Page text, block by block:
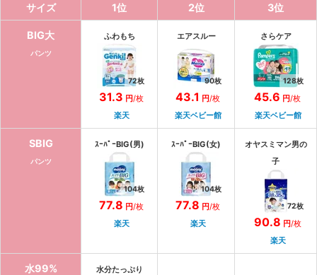
サイズ 1位 2位 3位
BIG大
パンツ
ふわもち
72枚
31.3 円/枚
楽天
エアスルー
90枚
43.1 円/枚
楽天ベビー館
さらケア
128枚
45.6 円/枚
楽天ベビー館
SBIG
パンツ
ｽｰﾊﾟｰBIG(男)
104枚
77.8 円/枚
楽天
ｽｰﾊﾟｰBIG(女)
104枚
77.8 円/枚
楽天
オヤスミマン男の
子
72枚
90.8 円/枚
楽天
水99% 水分たっぷり